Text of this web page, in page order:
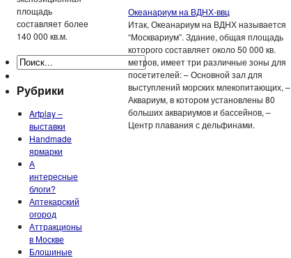
площадь
составляет более
140 000 кв.м.
Рубрики
Artplay –
выставки
Handmade
ярмарки
А
интересные
блоги?
Аптекарский
огород
Аттракционы
в Москве
Блошиные
Океанариум на ВДНХ-ввц
Итак, Океанариум на ВДНХ называется
“Москвариум”. Здание, общая площадь
которого составляет около 50 000 кв.
метров, имеет три различные зоны для
посетителей: – Основной зал для
выступлений морских млекопитающих, –
Аквариум, в котором установлены 80
больших аквариумов и бассейнов, –
Центр плавания с дельфинами.